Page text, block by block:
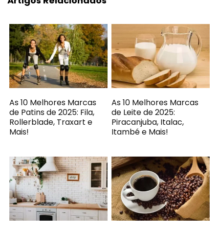
As 10 Melhores Marcas
de Patins de 2025: Fila,
Rollerblade, Traxart e
Mais!
As 10 Melhores Marcas
de Leite de 2025:
Piracanjuba, Italac,
Itambé e Mais!